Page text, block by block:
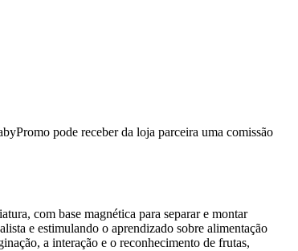
pode receber da loja parceira uma comissão
com base magnética para separar e montar
e estimulando o aprendizado sobre alimentação
a interação e o reconhecimento de frutas,